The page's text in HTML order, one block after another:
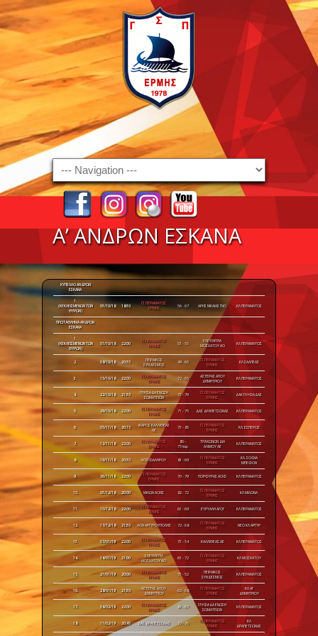
Navigation
Α’ ΑΝΔΡΩΝ ΕΣΚΑΝΑ
ΚΥΠΕΛΛΟ ΑΝΔΡΩΝ
ΕΣΚΑΝΑ
1.
(ΚΕΚΛΕΙΣΜΕΝΩΝ ΤΩΝ
ΘΥΡΩΝ)
03/10/18 18:30
ΓΣ ΠΕΡΑΜΑΤΟΣ
ΕΡΜΗΣ
56 - 67 ΑΡΗΣ ΝΙΚΑΙΑΣ ΓΝΟ ΚΛ ΠΕΡΑΜΑΤΟΣ
ΠΡΩΤΑΘΛΗΜΑ ΑΝΔΡΩΝ
ΕΣΚΑΝΑ
1.
(ΚΕΚΛΕΙΣΜΕΝΩΝ ΤΩΝ
ΘΥΡΩΝ)
01/10/18 22:00
ΓΣ ΠΕΡΑΜΑΤΟΣ
ΕΡΜΗΣ
53 - 55
ΕΛΕΥΘΕΡΙΑ
ΜΟΣΧΑΤΟΥ ΑΟ
ΚΛ ΠΕΡΑΜΑΤΟΣ
2. 08/10/18 20:30
ΠΕΙΡΑΪΚΟΣ
ΣΥΝΔΕΣΜΟΣ
49 - 60
ΓΣ ΠΕΡΑΜΑΤΟΣ
ΕΡΜΗΣ
ΚΛ ΣΑΛΠΕΑΣ
3. 15/10/18 22:00
ΓΣ ΠΕΡΑΜΑΤΟΣ
ΕΡΜΗΣ
72 - 65
ΑΣΤΕΡΑΣ ΑΓΙΟΥ
ΔΗΜΗΤΡΙΟΥ
ΚΛ ΠΕΡΑΜΑΤΟΣ
4. 22/10/18 21:30
ΓΛΥΦΑΔΑ ΕΝΩΣΗ
ΣΩΜΑΤΕΙΩΝ
73 - 79
ΓΣ ΠΕΡΑΜΑΤΟΣ
ΕΡΜΗΣ
ΔΑΚ ΓΛΥΦΑΔΑΣ
5. 29/10/18 22:00
ΓΣ ΠΕΡΑΜΑΤΟΣ
ΕΡΜΗΣ
71 - 75 ΔΑΣ ΔΡΑΠΕΤΣΩΝΑΣ ΚΛ ΠΕΡΑΜΑΤΟΣ
6. 05/11/18 20:15
ΙΚΑΡΟΣ ΚΑΛΛΙΘΕΑΣ
ΑΕ
73 - 85
ΓΣ ΠΕΡΑΜΑΤΟΣ
ΕΡΜΗΣ
ΚΛ. ΕΣΠΕΡΟΣ
7. 12/11/18 22:00
ΓΣ ΠΕΡΑΜΑΤΟΣ
ΕΡΜΗΣ
80 -
71παρ
ΤΡΑΧΩΝΩΝ ΔΙΑ
ΑΛΙΜΟΥ ΑΕ
ΚΛ ΠΕΡΑΜΑΤΟΣ
8. 19/11/18 20:30 ΑΟΠ ΦΑΛΗΡΟΥ 83 - 69
ΓΣ ΠΕΡΑΜΑΤΟΣ
ΕΡΜΗΣ
ΚΛ. ΣΟΦΙΑ
ΜΠΕΦΟΝ
9. 26/11/18 22:00
ΓΣ ΠΕΡΑΜΑΤΟΣ
ΕΡΜΗΣ
70 - 79 ΠΟΡΦΥΡΑΣ ΑΟΦ ΚΛ ΠΕΡΑΜΑΤΟΣ
10. 03/12/18 20:00 ΜΙΛΩΝ ΑΟΝΣ 82 - 72
ΓΣ ΠΕΡΑΜΑΤΟΣ
ΕΡΜΗΣ
ΚΛ ΜΙΛΩΝΑ
11. 10/12/18 22:00
ΓΣ ΠΕΡΑΜΑΤΟΣ
ΕΡΜΗΣ
63 - 69 ΕΥΡΥΑΛΗ ΑΓΟΓ ΚΛ ΠΕΡΑΜΑΤΟΣ
12. 17/12/18 21:30 ΑΟΝ ΑΡΓΥΡΟΥΠΟΛΗΣ 72 - 68
ΓΣ ΠΕΡΑΜΑΤΟΣ
ΕΡΜΗΣ
ΝΕΟ ΚΛ ΑΡΓΥΡ
13. 07/01/19 22:00
ΓΣ ΠΕΡΑΜΑΤΟΣ
ΕΡΜΗΣ
73 - 54 ΚΑΛΛΙΘΕΑΣ ΑΕ ΚΛ ΠΕΡΑΜΑΤΟΣ
14. 14/01/19 21:00
ΕΛΕΥΘΕΡΙΑ
ΜΟΣΧΑΤΟΥ ΑΟ
63 - 72
ΓΣ ΠΕΡΑΜΑΤΟΣ
ΕΡΜΗΣ
ΚΛ ΜΟΣΧΑΤΟΥ
15. 21/01/19 20:00
ΓΣ ΠΕΡΑΜΑΤΟΣ
ΕΡΜΗΣ
73 - 52
ΠΕΙΡΑΪΚΟΣ
ΣΥΝΔΕΣΜΟΣ
ΚΛ ΠΕΡΑΜΑΤΟΣ
16. 28/01/19 21:30
ΑΣΤΕΡΑΣ ΑΓΙΟΥ
ΔΗΜΗΤΡΙΟΥ
62 - 68
ΓΣ ΠΕΡΑΜΑΤΟΣ
ΕΡΜΗΣ
ΚΛ ΑΓ
ΔΗΜΗΤΡΙΟΥ
17. 04/02/19 22:00
ΓΣ ΠΕΡΑΜΑΤΟΣ
ΕΡΜΗΣ
81 - 67
ΓΛΥΦΑΔΑ ΕΝΩΣΗ
ΣΩΜΑΤΕΙΩΝ
ΚΛ ΠΕΡΑΜΑΤΟΣ
18. 11/02/19 20:45 ΔΑΣ ΔΡΑΠΕΤΣΩΝΑΣ 72 - 76
ΓΣ ΠΕΡΑΜΑΤΟΣ
ΕΡΜΗΣ
ΚΛ
ΔΡΑΠΕΤΣΩΝΑΣ